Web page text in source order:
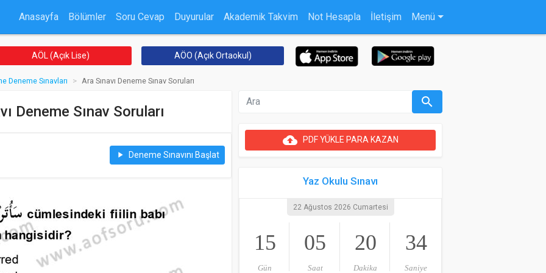
Anasayfa Bölümler Soru Cevap Duyurular Akademik Takvim Not Hesapla İletişim Menü
AÖL (Açık Lise) AÖO (Açık Ortaokul)
Deneme Sınavları Ara Sınavı Deneme Sınav Soruları
Deneme Sınav Soruları
play_arrow Deneme Sınavını Başlat
search
cloud_uploadPDF YÜKLE PARA KAZAN
Yaz Okulu Sınavı
22 Ağustos 2026 Cumartesi
15
Gün
05
Saat
20
Dakika
33
Saniye